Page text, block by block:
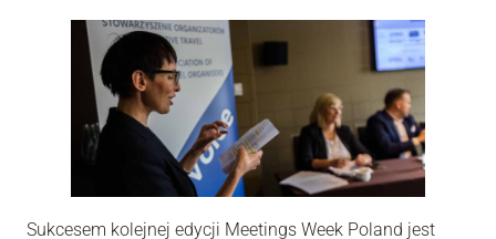
Sukcesem kolejnej edycji Meetings Week Poland jest